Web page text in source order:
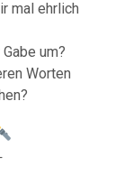
mal ehrlich
um?
Worten